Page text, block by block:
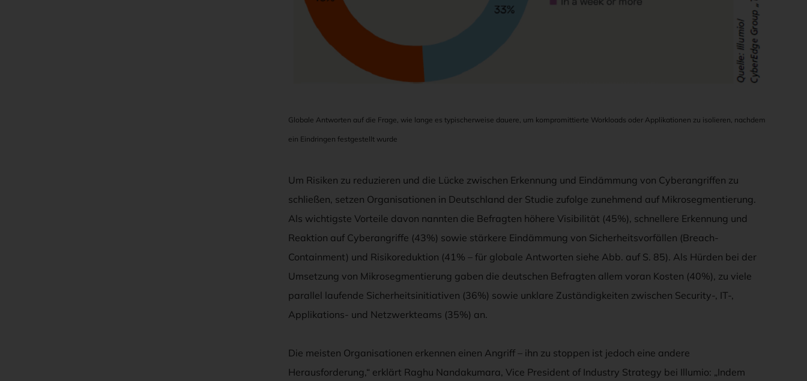
Globale Antworten auf die Frage, wie lange es typischerweise dauere, um kompromittierte Workloads oder Applikationen zu isolieren, nachdem
ein Eindringen festgestellt wurde
Um Risiken zu reduzieren und die Lücke zwischen Erkennung und Eindämmung von Cyberangriffen zu
schließen, setzen Organisationen in Deutschland der Studie zufolge zunehmend auf Mikrosegmentierung.
Als wichtigste Vorteile davon nannten die Befragten höhere Visibilität (45%), schnellere Erkennung und
Reaktion auf Cyberangriffe (43%) sowie stärkere Eindämmung von Sicherheitsvorfällen (Breach-
Containment) und Risikoreduktion (41% – für globale Antworten siehe Abb. auf S. 85). Als Hürden bei der
Umsetzung von Mikrosegmentierung gaben die deutschen Befragten allem voran Kosten (40%), zu viele
parallel laufende Sicherheitsinitiativen (36%) sowie unklare Zuständigkeiten zwischen Security-, IT-,
Applikations- und Netzwerkteams (35%) an.
Die meisten Organisationen erkennen einen Angriff – ihn zu stoppen ist jedoch eine andere
Herausforderung,“ erklärt Raghu Nandakumara, Vice President of Industry Strategy bei Illumio: „Indem